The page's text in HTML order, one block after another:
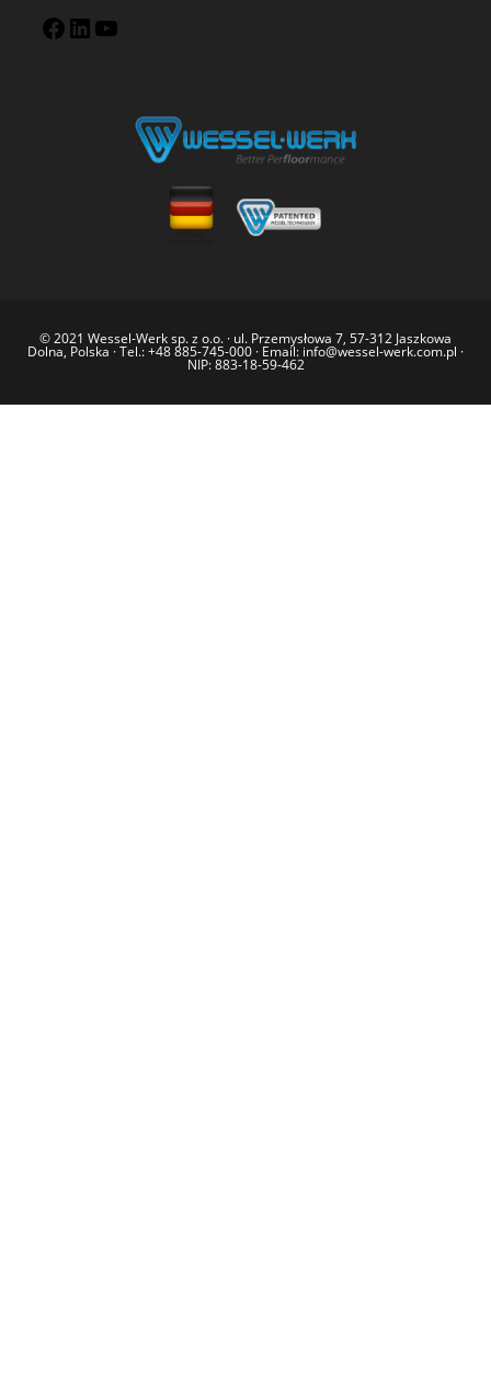
© 2021 Wessel-Werk sp. z o.o. · ul. Przemysłowa 7, 57-312 Jaszkowa
Dolna, Polska · Tel.: +48 885-745-000 · Email: info@wessel-werk.com.pl ·
NIP: 883-18-59-462